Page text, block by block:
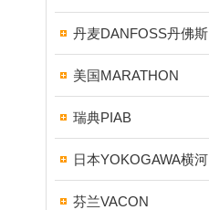
丹麦DANFOSS丹佛斯
美国MARATHON
瑞典PIAB
日本YOKOGAWA横河
芬兰VACON